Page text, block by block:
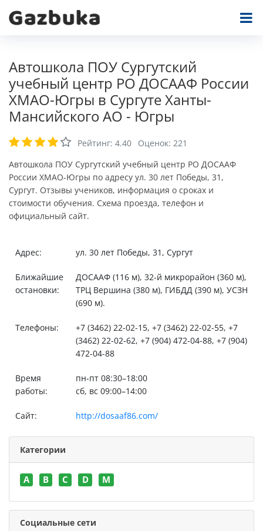
Автошкола ПОУ Сургутский
учебный центр РО ДОСААФ России
ХМАО-Югры в Сургуте Ханты-
Мансийского АО - Югры
Рейтинг: 4.40 Оценок: 221
Автошкола ПОУ Сургутский учебный центр РО ДОСААФ
России ХМАО-Югры по адресу ул. 30 лет Победы, 31,
Сургут. Отзывы учеников, информация о сроках и
стоимости обучения. Схема проезда, телефон и
официальный сайт.
Адрес: ул. 30 лет Победы, 31, Сургут
Ближайшие
остановки:
ДОСААФ (116 м), 32-й микрорайон (360 м),
ТРЦ Вершина (380 м), ГИБДД (390 м), УСЗН
(690 м).
Телефоны:
+7 (3462) 22-02-15, +7 (3462) 22-02-55, +7
(3462) 22-02-62, +7 (904) 472-04-88, +7 (904)
472-04-88
Время
работы:
пн-пт 08:30–18:00
сб, вс 09:00–14:00
Сайт: http://dosaaf86.com/
Категории
A B C D M
Социальные сети